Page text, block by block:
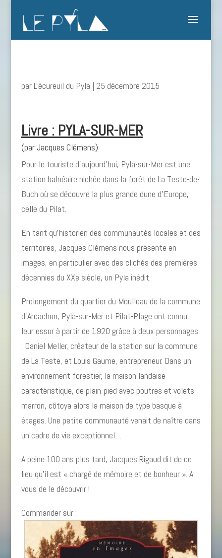
par L'écureuil du Pyla | 25 décembre 2015
Livre : PYLA-SUR-MER
(par Jacques Clémens)
Pour le touriste d’aujourd’hui, Pyla-sur-Mer est une
station balnéaire nichée dans la forêt de La Teste-de-
Buch où se découvre la plus grande dune d’Europe,
celle du Pilat.
En tant qu’historien des communautés locales et des
territoires, Jacques Clémens nous présente en
images, en particulier avec des clichés des premières
décennies du XXe siècle, un Pyla inédit.
Prolongement du quartier du Moulleau de la commune
d’Arcachon, Pyla-sur-Mer et Pilat-Plage ont connu
leur essor à partir de 1920 grâce à deux personnages
: Daniel Meller, créateur de la station sur la commune
de La Teste, et Louis Gaume, entrepreneur. Dans un
environnement forestier, la maison landaise
caractéristique, de plain-pied avec poutres et volets
marron, côtoya alors la maison de type basque à
étages. Une petite communauté venait de naître dans
un cadre de vie exceptionnel…
A peine 100 ans plus tard, Jacques Rigaud dit de ce
lieu qu’il est « chargé de mémoire et de bonheur ». A
vous de le découvrir !
Commander sur :